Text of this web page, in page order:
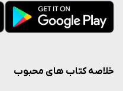
خلاصه کتاب‌ های محبوب